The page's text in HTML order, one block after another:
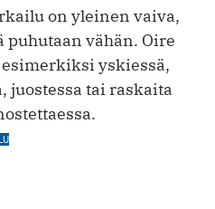
on yleinen vaiva,
puhutaan vähän. Oire
yskiessä,
juostessa tai raskaita